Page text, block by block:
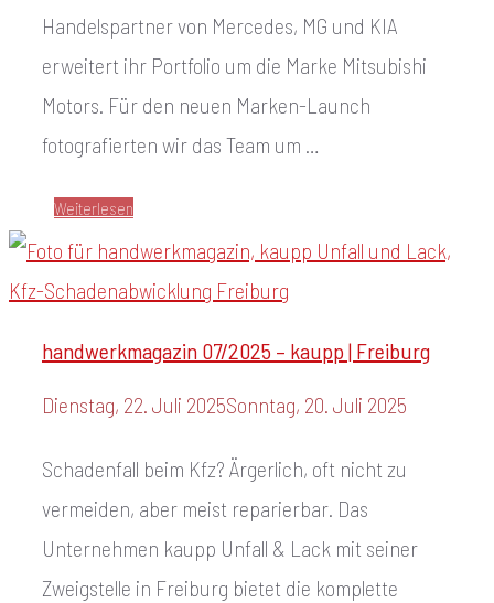
Handelspartner von Mercedes, MG und KIA
erweitert ihr Portfolio um die Marke Mitsubishi
Motors. Für den neuen Marken-Launch
fotografierten wir das Team um …
Weiterlesen
handwerkmagazin 07/2025 – kaupp | Freiburg
Dienstag, 22. Juli 2025Sonntag, 20. Juli 2025
Schadenfall beim Kfz? Ärgerlich, oft nicht zu
vermeiden, aber meist reparierbar. Das
Unternehmen kaupp Unfall & Lack mit seiner
Zweigstelle in Freiburg bietet die komplette